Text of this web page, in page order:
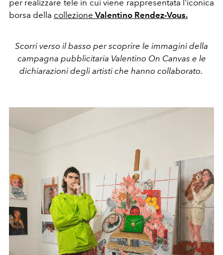
per realizzare tele in cui viene rappresentata l'iconica
borsa della collezione Valentino Rendez-Vous.
Scorri verso il basso per scoprire le immagini della
campagna pubblicitaria Valentino On Canvas e le
dichiarazioni degli artisti che hanno collaborato.